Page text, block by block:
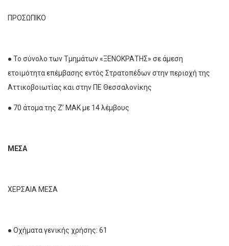
ΠΡΟΣΩΠΙΚΟ
● Το σύνολο των Τμημάτων «ΞΕΝΟΚΡΑΤΗΣ» σε άμεση
ετοιμότητα επέμβασης εντός Στρατοπέδων στην περιοχή της
Αττικοβοιωτίας και στην ΠΕ Θεσσαλονίκης
● 70 άτομα της Ζ’ ΜΑΚ με 14 λέμβους
ΜΕΣΑ
ΧΕΡΣΑΙΑ ΜΕΣΑ
● Οχήματα γενικής χρήσης: 61